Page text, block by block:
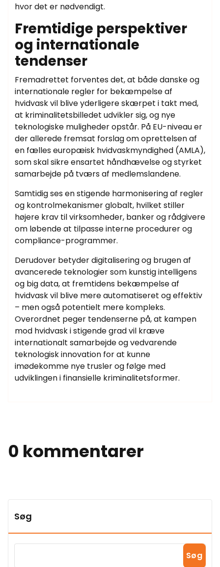
hvor det er nødvendigt.
Fremtidige perspektiver
og internationale
tendenser
Fremadrettet forventes det, at både danske og
internationale regler for bekæmpelse af
hvidvask vil blive yderligere skærpet i takt med,
at kriminalitetsbilledet udvikler sig, og nye
teknologiske muligheder opstår. På EU-niveau er
der allerede fremsat forslag om oprettelsen af
en fælles europæisk hvidvaskmyndighed (AMLA),
som skal sikre ensartet håndhævelse og styrket
samarbejde på tværs af medlemslandene.
Samtidig ses en stigende harmonisering af regler
og kontrolmekanismer globalt, hvilket stiller
højere krav til virksomheder, banker og rådgivere
om løbende at tilpasse interne procedurer og
compliance-programmer.
Derudover betyder digitalisering og brugen af
avancerede teknologier som kunstig intelligens
og big data, at fremtidens bekæmpelse af
hvidvask vil blive mere automatiseret og effektiv
– men også potentielt mere kompleks.
Overordnet peger tendenserne på, at kampen
mod hvidvask i stigende grad vil kræve
internationalt samarbejde og vedvarende
teknologisk innovation for at kunne
imødekomme nye trusler og følge med
udviklingen i finansielle kriminalitetsformer.
0 kommentarer
Søg
Søg